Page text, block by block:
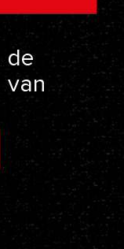
de
van